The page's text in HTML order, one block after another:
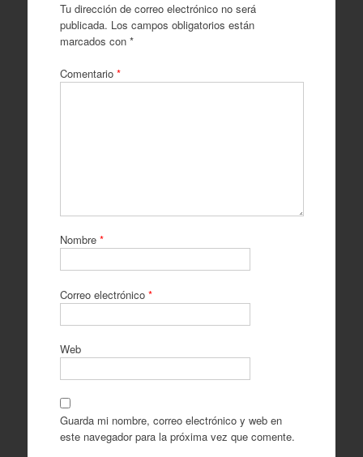
Tu dirección de correo electrónico no será
publicada. Los campos obligatorios están
marcados con *
Comentario *
Nombre *
Correo electrónico *
Web
Guarda mi nombre, correo electrónico y web en
este navegador para la próxima vez que comente.